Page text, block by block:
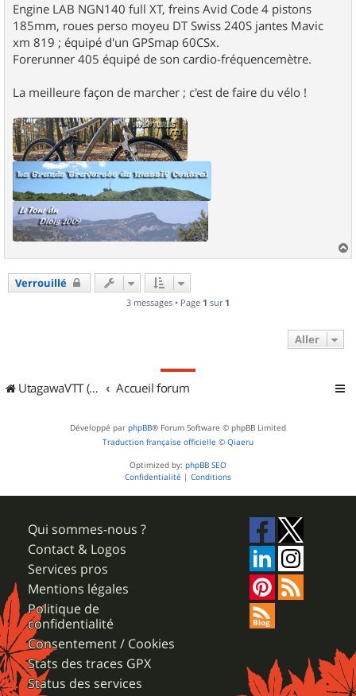
Engine LAB NGN140 full XT, freins Avid Code 4 pistons
185mm, roues perso moyeu DT Swiss 240S jantes Mavic
xm 819 ; équipé d'un GPSmap 60CSx.
Forerunner 405 équipé de son cardio-fréquencemètre.
La meilleure façon de marcher ; c'est de faire du vélo !
a
Verrouillé
3 messages • Page 1 sur 1
Aller
UtagawaVTT (Randos VTT et VTTAE avec traces GPS) Accueil forum
Développé par phpBB® Forum Software © phpBB Limited
Traduction française officielle © Qiaeru
Optimized by: phpBB SEO
Confidentialité | Conditions
Qui sommes-nous ?
Contact & Logos
Services pros
Mentions légales
Politique de
confidentialité
Consentement / Cookies
Stats des traces GPX
Status des services